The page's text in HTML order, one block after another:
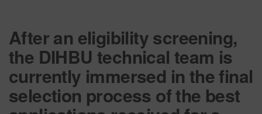
After an eligibility screening,
the DIHBU technical team is
currently immersed in the final
selection process of the best